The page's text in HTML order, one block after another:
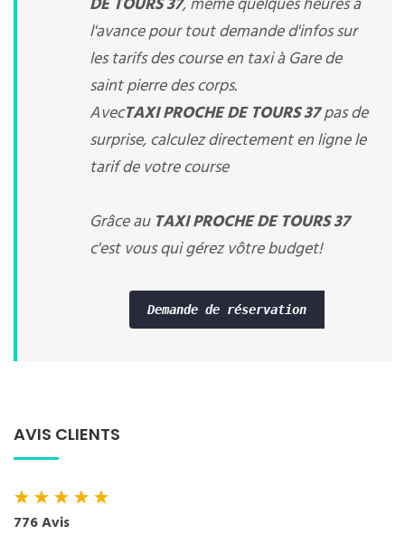
l'avance pour tout demande d'infos sur
les tarifs des course en taxi à Gare de
saint pierre des corps.
AvecTAXI PROCHE DE TOURS 37pas de
surprise, calculez directement en ligne le
tarif de votre course
Grâce au TAXI PROCHE DE TOURS 37
c'est vous qui gérez vôtre budget!
Demande de réservation
AVIS CLIENTS
★★★★★
776 Avis